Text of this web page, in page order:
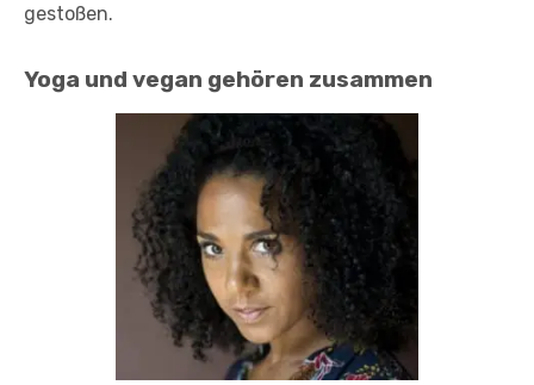
gestoßen.
Yoga und vegan gehören zusammen